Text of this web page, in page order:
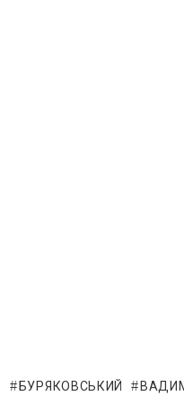
БУРЯКОВСЬКИЙ